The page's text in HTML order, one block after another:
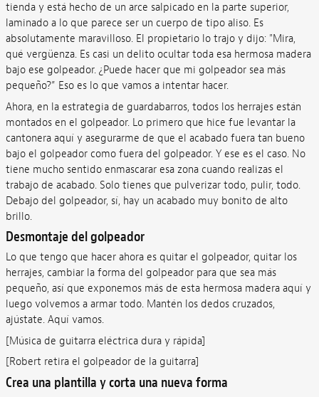
tienda y está hecho de un arce salpicado en la parte superior,
laminado a lo que parece ser un cuerpo de tipo aliso. Es
absolutamente maravilloso. El propietario lo trajo y dijo: "Mira,
qué vergüenza. Es casi un delito ocultar toda esa hermosa madera
bajo ese golpeador. ¿Puede hacer que mi golpeador sea más
pequeño?” Eso es lo que vamos a intentar hacer.
Ahora, en la estrategia de guardabarros, todos los herrajes están
montados en el golpeador. Lo primero que hice fue levantar la
cantonera aquí y asegurarme de que el acabado fuera tan bueno
bajo el golpeador como fuera del golpeador. Y ese es el caso. No
tiene mucho sentido enmascarar esa zona cuando realizas el
trabajo de acabado. Solo tienes que pulverizar todo, pulir, todo.
Debajo del golpeador, sí, hay un acabado muy bonito de alto
brillo.
Desmontaje del golpeador
Lo que tengo que hacer ahora es quitar el golpeador, quitar los
herrajes, cambiar la forma del golpeador para que sea más
pequeño, así que exponemos más de esta hermosa madera aquí y
luego volvemos a armar todo. Mantén los dedos cruzados,
ajústate. Aquí vamos.
[Música de guitarra eléctrica dura y rápida]
[Robert retira el golpeador de la guitarra]
Crea una plantilla y corta una nueva forma